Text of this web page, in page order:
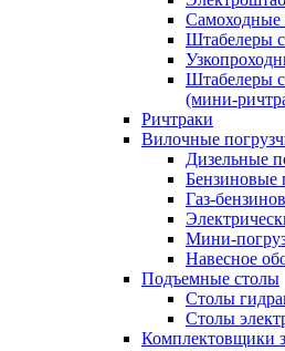
Самоходные
Штабелеры
Штабелеры
(мини-
Ричтраки
Вилочные
Дизельные
Бензиновые
Газ-
Мини-
Навесное
Подъемные столы
Столы
Столы
Комплектовщики